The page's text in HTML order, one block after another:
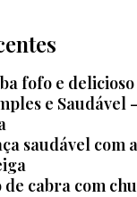
fofo e delicioso
e
saudável com
cabra com